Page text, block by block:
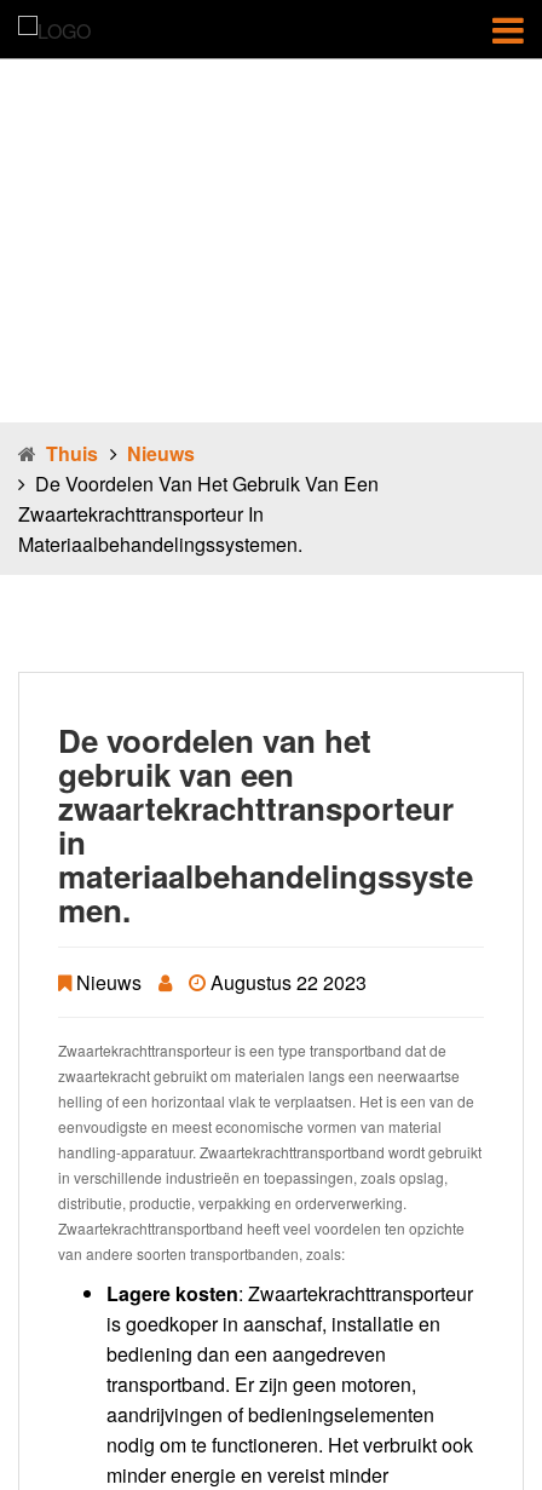
Thuis
Nieuws
De Voordelen Van Het Gebruik Van Een
Zwaartekrachttransporteur In
Materiaalbehandelingssystemen.
De voordelen van het
gebruik van een
zwaartekrachttransporteur
in
materiaalbehandelingssyste
men.
Nieuws Augustus 22 2023
Zwaartekrachttransporteur is een type transportband dat de
zwaartekracht gebruikt om materialen langs een neerwaartse
helling of een horizontaal vlak te verplaatsen. Het is een van de
eenvoudigste en meest economische vormen van material
handling-apparatuur. Zwaartekrachttransportband wordt gebruikt
in verschillende industrieën en toepassingen, zoals opslag,
distributie, productie, verpakking en orderverwerking.
Zwaartekrachttransportband heeft veel voordelen ten opzichte
van andere soorten transportbanden, zoals:
Lagere kosten: Zwaartekrachttransporteur
is goedkoper in aanschaf, installatie en
bediening dan een aangedreven
transportband. Er zijn geen motoren,
aandrijvingen of bedieningselementen
nodig om te functioneren. Het verbruikt ook
minder energie en vereist minder